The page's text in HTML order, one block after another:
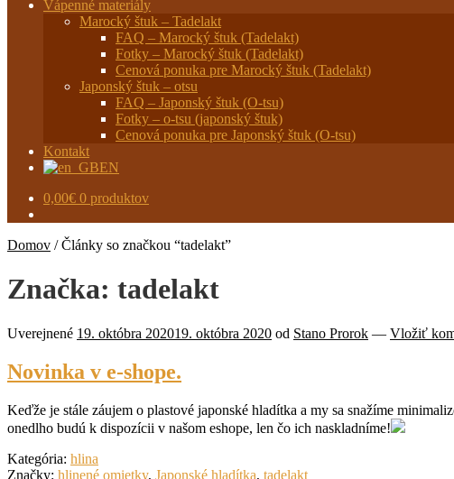
Vápenné materiály
Marocký štuk – Tadelakt
FAQ – Marocký štuk (Tadelakt)
Fotky – Marocký štuk (Tadelakt)
Cenová ponuka pre Marocký štuk (Tadelakt)
Japonský štuk – otsu
FAQ – Japonský štuk (O-tsu)
Fotky – o-tsu (japonský štuk)
Cenová ponuka pre Japonský štuk (O-tsu)
Kontakt
EN
0,00€ 0 produktov
Domov /Články so značkou “tadelakt”
Značka: tadelakt
Uverejnené 19. októbra 202019. októbra 2020 od Stano Prorok — Vložiť
Novinka v e-shope.
Keďže je stále záujem o plastové japonské hladítka a my sa snažíme
onedlho budú k dispozícii v našom eshope, len čo ich naskladníme!
Kategória: hlina
Značky: hlinené omietky, Japonské hladítka, tadelakt